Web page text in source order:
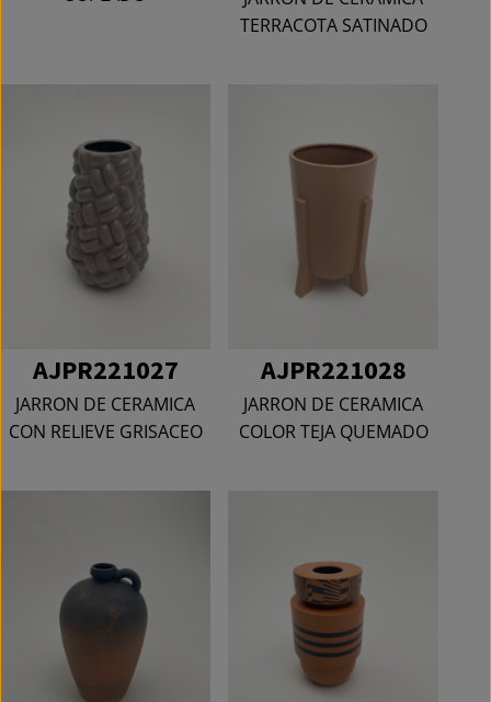
TERRACOTA SATINADO
AJPR221027
JARRON DE CERAMICA
CON RELIEVE GRISACEO
AJPR221028
JARRON DE CERAMICA
COLOR TEJA QUEMADO